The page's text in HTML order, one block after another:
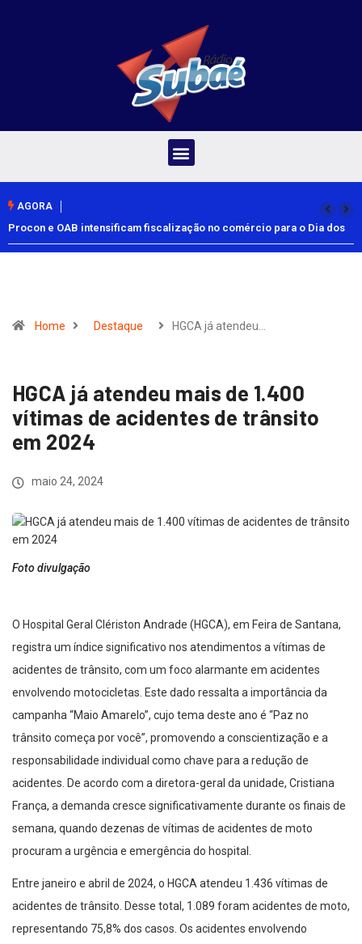
AGORA
Procon e OAB intensificam fiscalização no comércio para o Dia dos
Pais
Home Destaque HGCA já atendeu…
HGCA já atendeu mais de 1.400
vítimas de acidentes de trânsito
em 2024
maio 24, 2024
Foto divulgação
O Hospital Geral Clériston Andrade (HGCA), em Feira de Santana,
registra um índice significativo nos atendimentos a vítimas de
acidentes de trânsito, com um foco alarmante em acidentes
envolvendo motocicletas. Este dado ressalta a importância da
campanha “Maio Amarelo”, cujo tema deste ano é “Paz no
trânsito começa por você”, promovendo a conscientização e a
responsabilidade individual como chave para a redução de
acidentes. De acordo com a diretora-geral da unidade, Cristiana
França, a demanda cresce significativamente durante os finais de
semana, quando dezenas de vítimas de acidentes de moto
procuram a urgência e emergência do hospital.
Entre janeiro e abril de 2024, o HGCA atendeu 1.436 vítimas de
acidentes de trânsito. Desse total, 1.089 foram acidentes de moto,
representando 75,8% dos casos. Os acidentes envolvendo